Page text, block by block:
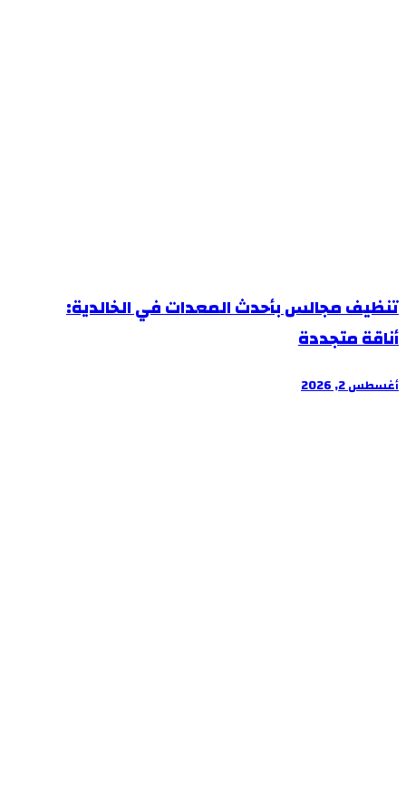
تنظيف مجالس بأحدث المعدات في الخالدية:
أناقة متجددة
أغسطس 2, 2026